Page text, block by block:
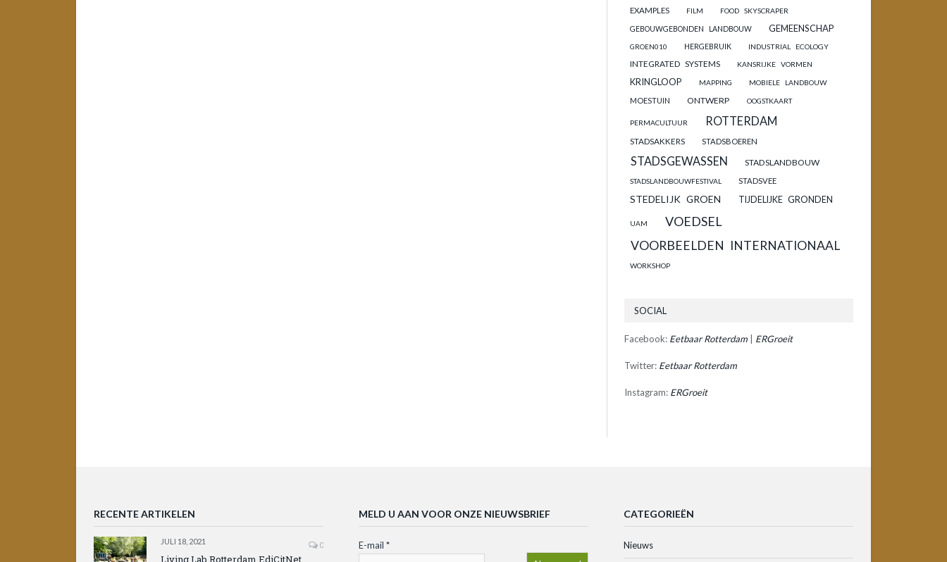
EXAMPLES FILM FOOD SKYSCRAPER
GEBOUWGEBONDEN LANDBOUW GEMEENSCHAP
GROEN010 HERGEBRUIK INDUSTRIAL ECOLOGY
INTEGRATED SYSTEMS KANSRIJKE VORMEN
KRINGLOOP MAPPING MOBIELE LANDBOUW
MOESTUIN ONTWERP OOGSTKAART
PERMACULTUUR ROTTERDAM
STADSAKKERS STADSBOEREN
STADSGEWASSEN STADSLANDBOUW
STADSLANDBOUWFESTIVAL STADSVEE
STEDELIJK GROEN TIJDELIJKE GRONDEN
UAM VOEDSEL
VOORBEELDEN INTERNATIONAAL
WORKSHOP
SOCIAL
Facebook: Eetbaar Rotterdam ERGroeit
Twitter: Eetbaar Rotterdam
Instagram: ERGroeit
RECENTE ARTIKELEN
JULI 18, 2021 0
Living Lab Rotterdam EdiCitNet
MELD U AAN VOOR ONZE NIEUWSBRIEF
E-mail *
CATEGORIEËN
Nieuws